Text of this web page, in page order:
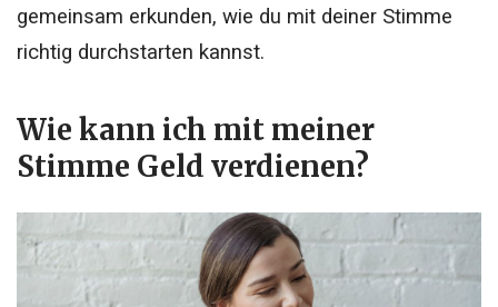
gemeinsam erkunden, wie du mit deiner Stimme
richtig durchstarten kannst.
Wie kann ich mit meiner
Stimme Geld verdienen?